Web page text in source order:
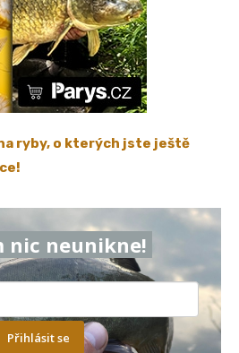
ryby, o kterých jste ještě
nic neunikne!
Přihlásit se